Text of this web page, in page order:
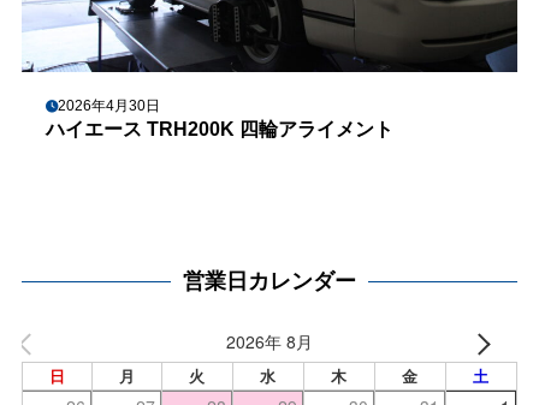
2026年4月30日
ハイエース TRH200K 四輪アライメント
営業日カレンダー
2026年 8月
日 月 火 水 木 金 土